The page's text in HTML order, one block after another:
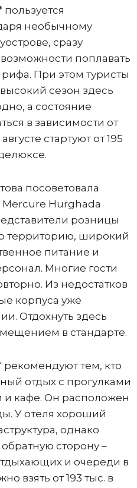
пользуется
необычному
сразу
поплавать
При этом туристы
сезон здесь
а состояние
в зависимости от
стартуют от 195
посоветовала
Hurghada
розницы
территорию, широкий
питание и
Многие гости
Из недостатков
корпуса уже
Отдохнуть здесь
в стандарте.
рекомендуют тем, кто
отдых с прогулками
и кафе. Он расположен
У отеля хороший
однако
сторону –
и очереди в
взять от 193 тыс. в